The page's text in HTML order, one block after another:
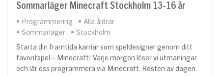
Sommarläger Minecraft Stockholm 13-16 år
Programmering
Alla åldrar
Sommarläger
Stockholm
Starta din framtida karriär som speldesigner genom ditt
favoritspel – Minecraft! Varje morgon löser vi utmaningar
och lär oss programmera via Minecraft. Resten av dagen